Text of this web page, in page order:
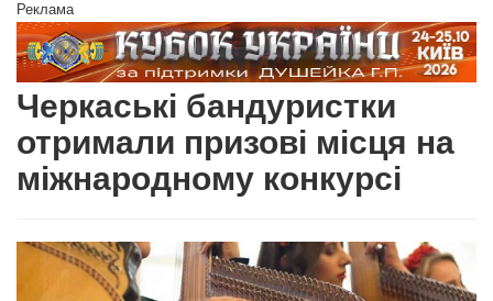
Реклама
Черкаські бандуристки
отримали призові місця на
міжнародному конкурсі